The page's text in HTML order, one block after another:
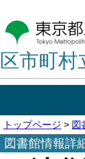
区市町
トップページ > 図
図書館情報詳